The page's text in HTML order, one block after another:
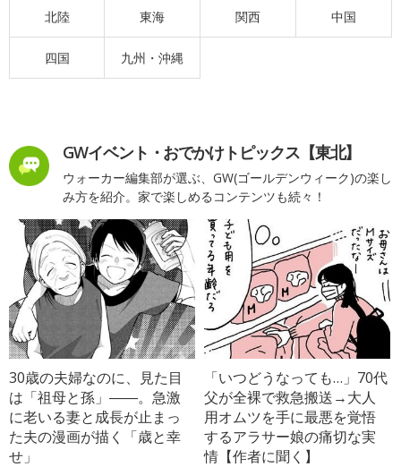
北陸 東海 関西 中国
四国 九州・沖縄
GWイベント・おでかけトピックス【東北】
ウォーカー編集部が選ぶ、GW(ゴールデンウィーク)の楽し
み方を紹介。家で楽しめるコンテンツも続々！
30歳の夫婦なのに、見た目
は「祖母と孫」――。急激
に老いる妻と成長が止まっ
た夫の漫画が描く「歳と幸
せ」
「いつどうなっても…」70代
父が全裸で救急搬送→大人
用オムツを手に最悪を覚悟
するアラサー娘の痛切な実
情【作者に聞く】